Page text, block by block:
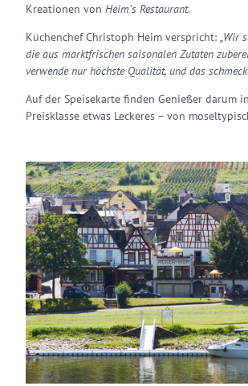
Kreationen von Heim’s Restaurant.
Küchenchef Christoph Heim verspricht: „Wir
die aus marktfrischen saisonalen Zutaten
verwende nur höchste Qualität, und das
Auf der Speisekarte finden Genießer darum
Preisklasse etwas Leckeres – von